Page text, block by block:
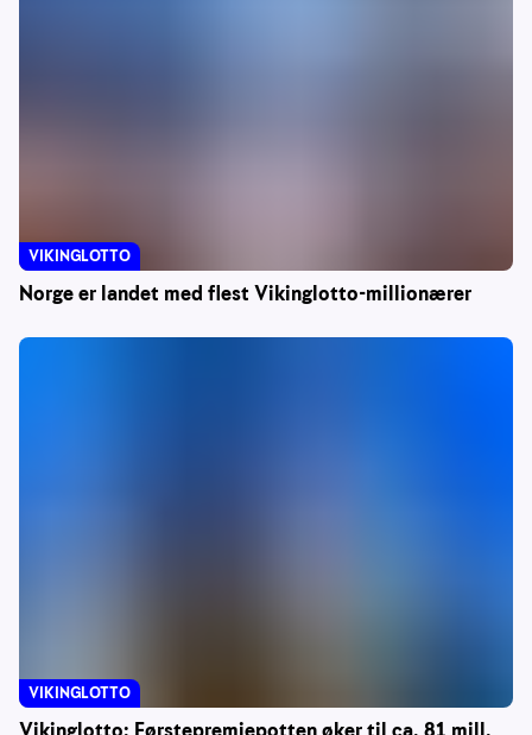
Norge er landet med flest Vikinglotto-millionærer
VIKINGLOTTO
VIKINGLOTTO